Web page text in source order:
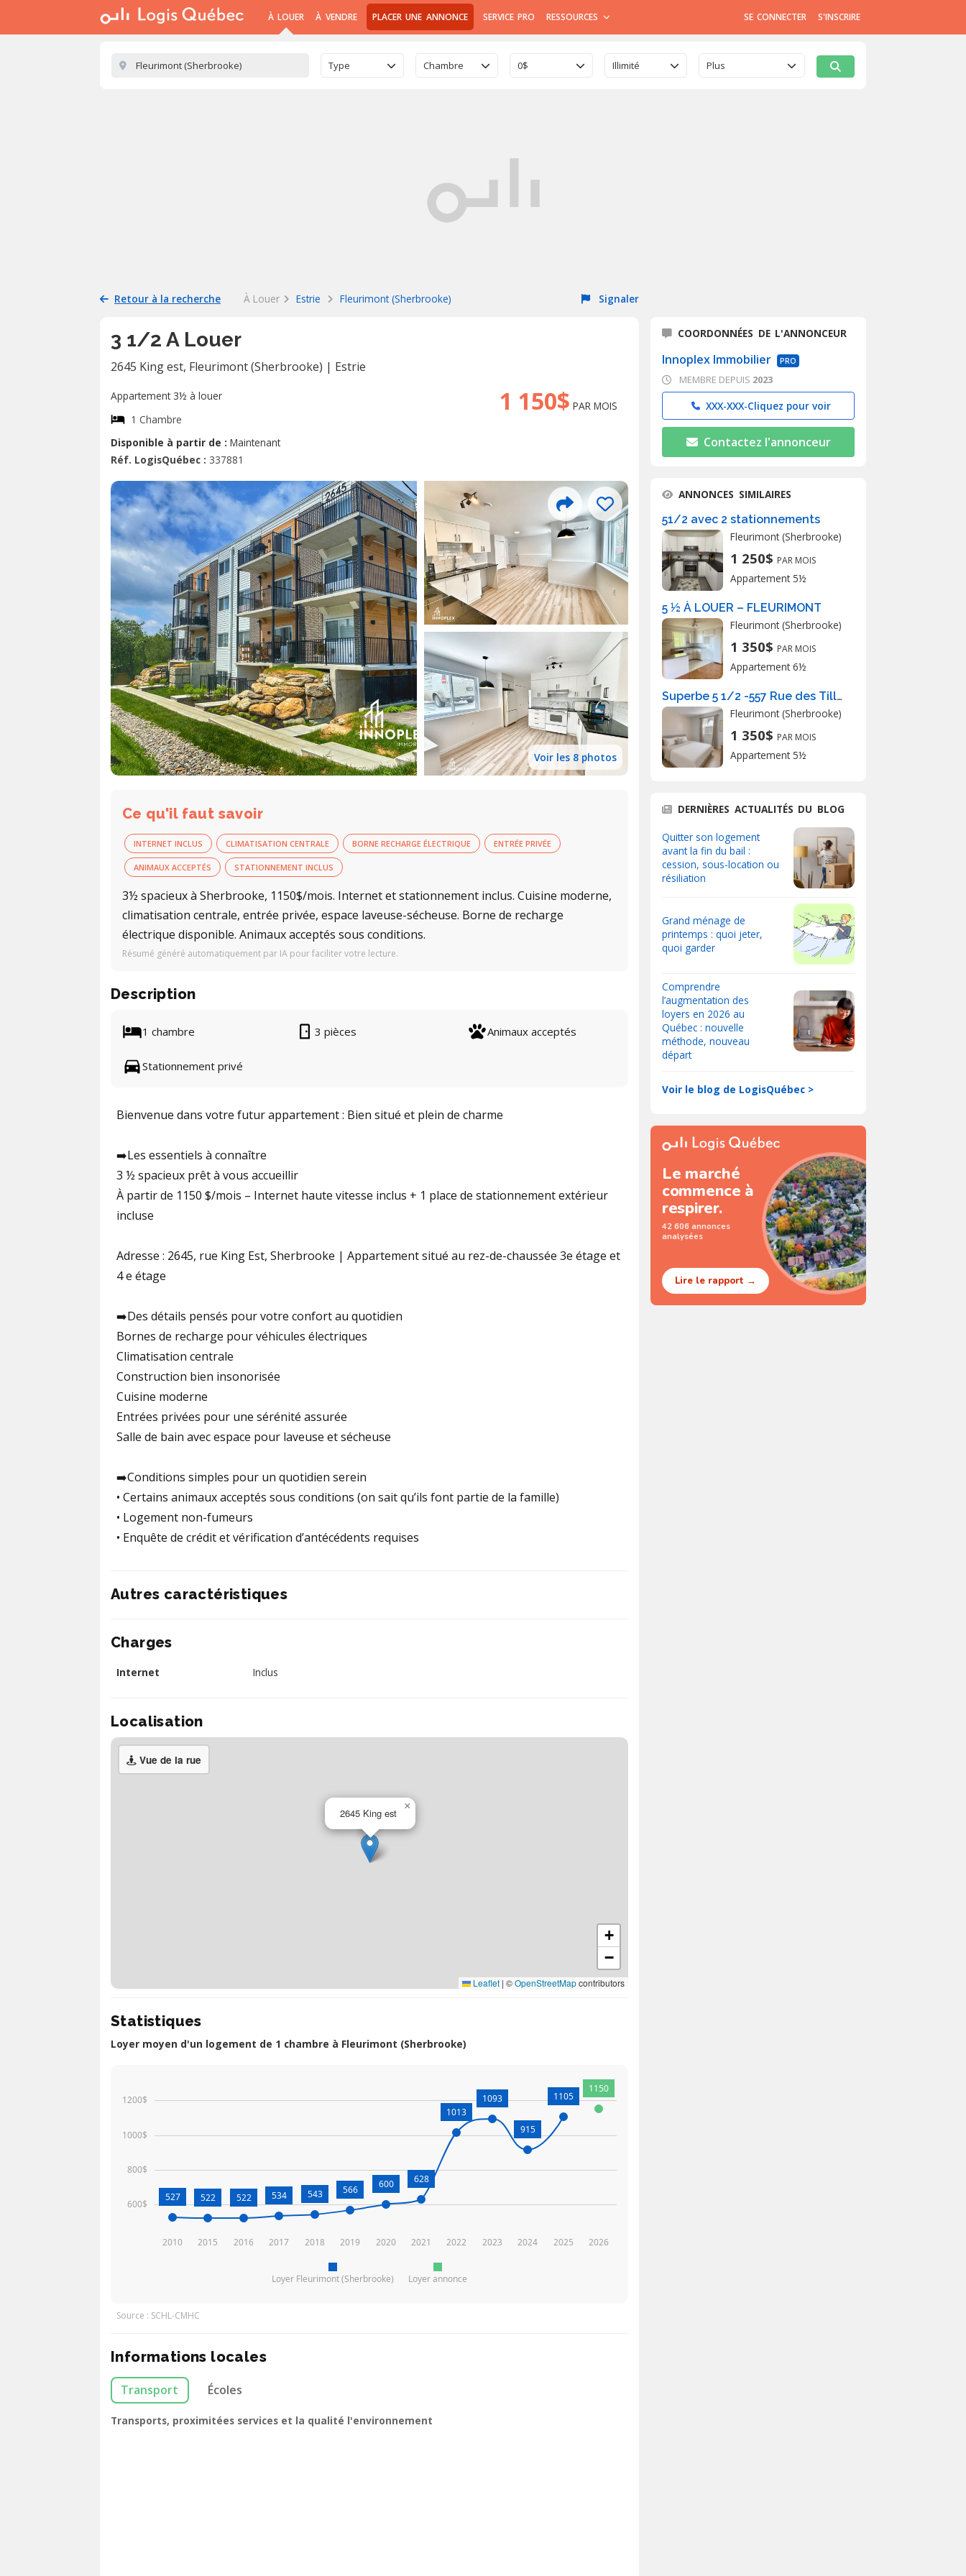
À LOUER À VENDRE PLACER UNE ANNONCE SERVICE PRO RESSOURCES SE CONNECTER S'INSCRIRE
Type Chambre 0$ Illimité Plus
Retour à la recherche À Louer Estrie Fleurimont (Sherbrooke) Signaler
3 1/2 A Louer
2645 King est, Fleurimont (Sherbrooke) | Estrie
1 150$ PAR MOIS
Appartement 3½ à louer
1 Chambre
Disponible à partir de : Maintenant
Réf. LogisQuébec : 337881
Voir les 8 photos
Ce qu'il faut savoir
INTERNET INCLUS CLIMATISATION CENTRALE BORNE RECHARGE ÉLECTRIQUE ENTRÉE PRIVÉE
ANIMAUX ACCEPTÉS STATIONNEMENT INCLUS
3½ spacieux à Sherbrooke, 1150$/mois. Internet et stationnement inclus. Cuisine moderne,
climatisation centrale, entrée privée, espace laveuse-sécheuse. Borne de recharge
électrique disponible. Animaux acceptés sous conditions.
Résumé généré automatiquement par IA pour faciliter votre lecture.
Description
1 chambre 3 pièces Animaux acceptés
Stationnement privé
Bienvenue dans votre futur appartement : Bien situé et plein de charme
➡️Les essentiels à connaître
3 ½ spacieux prêt à vous accueillir
À partir de 1150 $/mois – Internet haute vitesse inclus + 1 place de stationnement extérieur
incluse
Adresse : 2645, rue King Est, Sherbrooke | Appartement situé au rez-de-chaussée 3e étage et
4 e étage
➡️Des détails pensés pour votre confort au quotidien
Bornes de recharge pour véhicules électriques
Climatisation centrale
Construction bien insonorisée
Cuisine moderne
Entrées privées pour une sérénité assurée
Salle de bain avec espace pour laveuse et sécheuse
➡️Conditions simples pour un quotidien serein
• Certains animaux acceptés sous conditions (on sait qu’ils font partie de la famille)
• Logement non-fumeurs
• Enquête de crédit et vérification d’antécédents requises
Autres caractéristiques
Charges
Internet Inclus
Localisation
Vue de la rue
2645 King est
×
+
−
Leaflet | ©OpenStreetMapcontributors
Statistiques
Loyer moyen d'un logement de 1 chambre à Fleurimont (Sherbrooke)
Loyer Fleurimont (Sherbrooke) Loyer annonce
2010 2015 2016 2017 2018 2019 2020 2021 2022 2023 2024 2025 2026
600$
800$
1000$
1200$
527 522 522 534 543 566 600 628
1013
1093
915
1105
1150
Source : SCHL-CMHC
Informations locales
Transport Écoles
Transports, proximitées services et la qualité l'environnement
COORDONNÉES DE L'ANNONCEUR
Innoplex Immobilier PRO
MEMBRE DEPUIS 2023
XXX-XXX-Cliquez pour voir
Contactez l'annonceur
ANNONCES SIMILAIRES
51/2 avec 2 stationnements
Fleurimont (Sherbrooke)
1 250$ PAR MOIS
Appartement 5½
5 ½ À LOUER – FLEURIMONT
Fleurimont (Sherbrooke)
1 350$ PAR MOIS
Appartement 6½
Superbe 5 1/2 -557 Rue des Tilleuls
Fleurimont (Sherbrooke)
1 350$ PAR MOIS
Appartement 5½
DERNIÈRES ACTUALITÉS DU BLOG
Quitter son logement
avant la fin du bail :
cession, sous-location ou
résiliation
Grand ménage de
printemps : quoi jeter,
quoi garder
Comprendre
l’augmentation des
loyers en 2026 au
Québec : nouvelle
méthode, nouveau
départ
Voir le blog de LogisQuébec >
Le marché
commence à
respirer.
42 606 annonces
analysées
Lire le rapport →